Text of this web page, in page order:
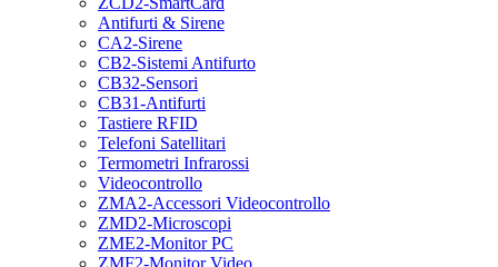
Antifurti & Sirene
CA2-Sirene
CB2-Sistemi Antifurto
CB32-Sensori
CB31-Antifurti
Tastiere RFID
Telefoni Satellitari
Termometri Infrarossi
Videocontrollo
ZMA2-Accessori Videocontrollo
ZMD2-Microscopi
ZME2-Monitor PC
ZMF2-Monitor Video